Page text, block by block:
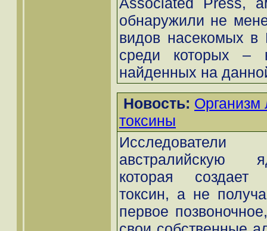
обнаружили не
видов насекомых
среди которых –
найденных на
Новость: Организм
токсины
австралийскую
которая создает
токсин, а не
первое